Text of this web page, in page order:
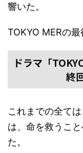
響いた。
TOKYO MERの最
ドラマ「
終
これまでの全て
は、命を救うこ
た。